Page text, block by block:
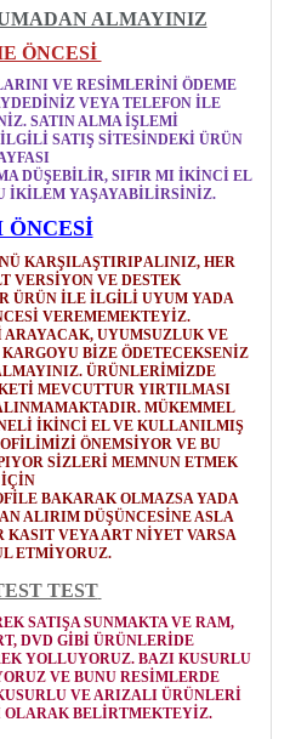
ALMAYINIZ
ÖNCESİ
VE RESİMLERİNİ ÖDEME
VEYA TELEFON İLE
SATIN ALMA İŞLEMİ
SATIŞ SİTESİNDEKİ ÜRÜN
DÜŞEBİLİR, SIFIR MI İKİNCİ EL
İKİLEM YAŞAYABİLİRSİNİZ.
KARŞILAŞTIRIP ALINIZ, HER
VERSİYON VE DESTEK
ÜRÜN İLE İLGİLİ UYUM YADA
VEREMEMEKTEYİZ.
UYUMSUZLUK VE
BİZE ÖDETECEKSENİZ
ÜRÜNLERİMİZDE
MEVCUTTUR YIRTILMASI
MÜKEMMEL
İKİNCİ EL VE KULLANILMIŞ
ÖNEMSİYOR VE BU
SİZLERİ MEMNUN ETMEK
İÇİN
BAKARAK OLMAZSA YADA
ALIRIM DÜŞÜNCESİNE ASLA
KASIT VEYA ART NİYET VARSA
ETMİYORUZ.
TEST
SATIŞA SUNMAKTA VE RAM,
DVD GİBİ ÜRÜNLERİDE
YOLLUYORUZ. BAZI KUSURLU
VE BUNU RESİMLERDE
VE ARIZALI ÜRÜNLERİ
OLARAK BELİRTMEKTEYİZ.